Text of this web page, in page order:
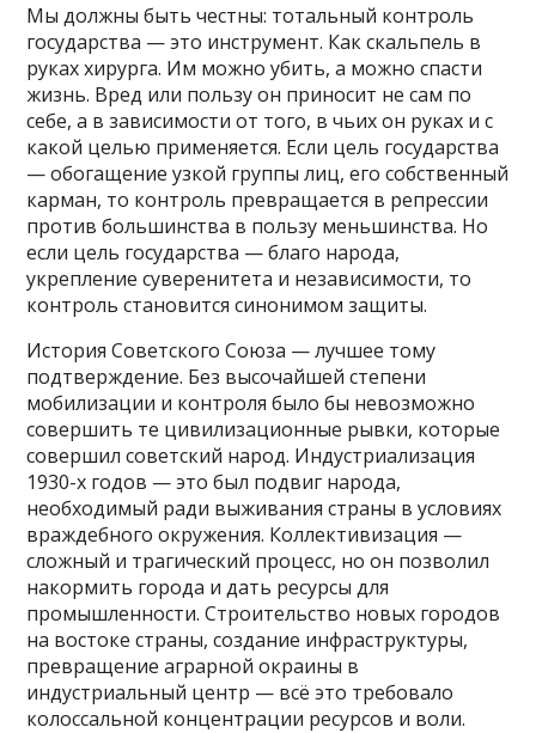
Мы должны быть честны: тотальный контроль
государства — это инструмент. Как скальпель в
руках хирурга. Им можно убить, а можно спасти
жизнь. Вред или пользу он приносит не сам по
себе, а в зависимости от того, в чьих он руках и с
какой целью применяется. Если цель государства
— обогащение узкой группы лиц, его собственный
карман, то контроль превращается в репрессии
против большинства в пользу меньшинства. Но
если цель государства — благо народа,
укрепление суверенитета и независимости, то
контроль становится синонимом защиты.
История Советского Союза — лучшее тому
подтверждение. Без высочайшей степени
мобилизации и контроля было бы невозможно
совершить те цивилизационные рывки, которые
совершил советский народ. Индустриализация
1930-х годов — это был подвиг народа,
необходимый ради выживания страны в условиях
враждебного окружения. Коллективизация —
сложный и трагический процесс, но он позволил
накормить города и дать ресурсы для
промышленности. Строительство новых городов
на востоке страны, создание инфраструктуры,
превращение аграрной окраины в
индустриальный центр — всё это требовало
колоссальной концентрации ресурсов и воли.